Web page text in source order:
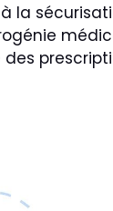
à la